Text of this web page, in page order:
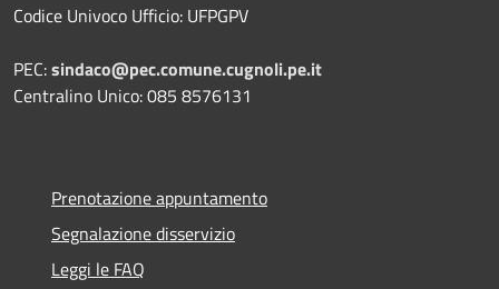
Codice Univoco Ufficio: UFPGPV
PEC:sindaco@pec.comune.cugnoli.pe.it
Centralino Unico: 085 8576131
Prenotazione appuntamento
Segnalazione disservizio
Leggi le FAQ